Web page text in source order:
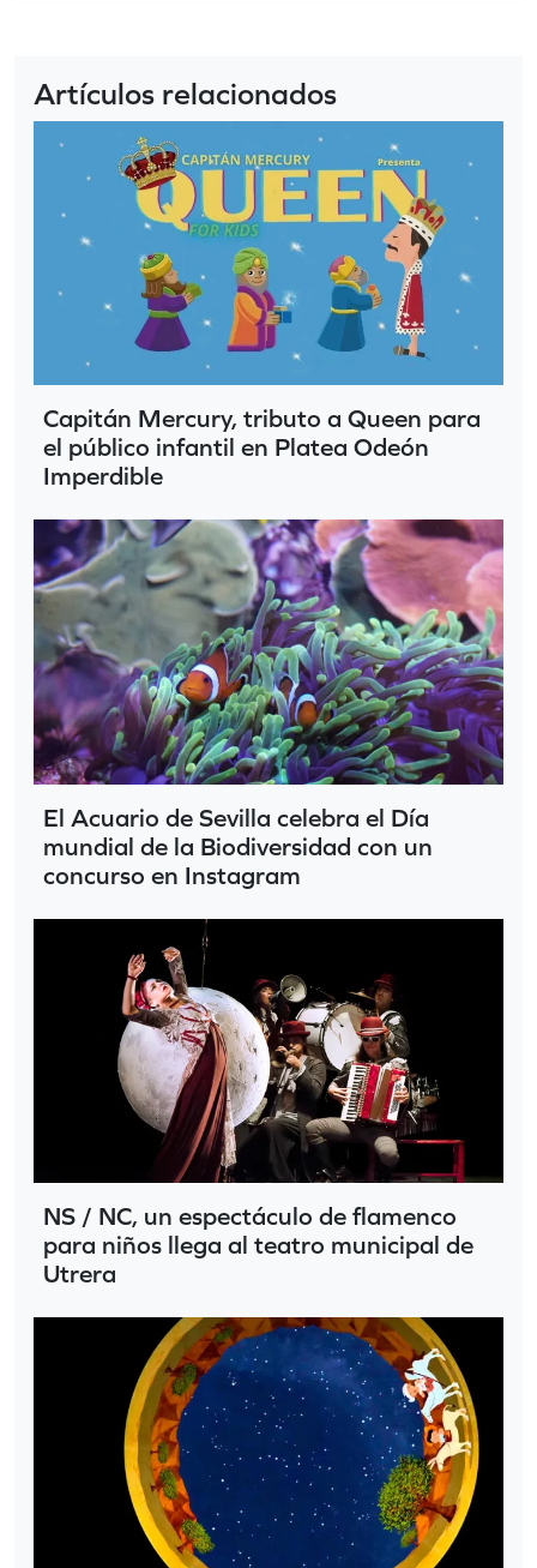
Artículos relacionados
Capitán Mercury, tributo a Queen para
el público infantil en Platea Odeón
Imperdible
El Acuario de Sevilla celebra el Día
mundial de la Biodiversidad con un
concurso en Instagram
NS / NC, un espectáculo de flamenco
para niños llega al teatro municipal de
Utrera